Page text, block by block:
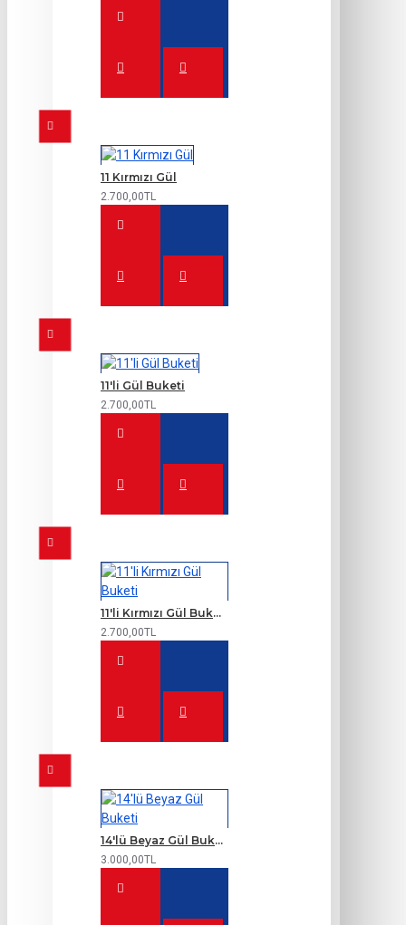
11 Kırmızı Gül
2.700,00TL
11'li Gül Buketi
2.700,00TL
11'li Kırmızı Gül Buketi
2.700,00TL
14'lü Beyaz Gül Buketi
3.000,00TL